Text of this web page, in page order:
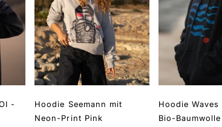
-
Hoodie Seemann mit
Neon-Print Pink
Hoodie
Bio-